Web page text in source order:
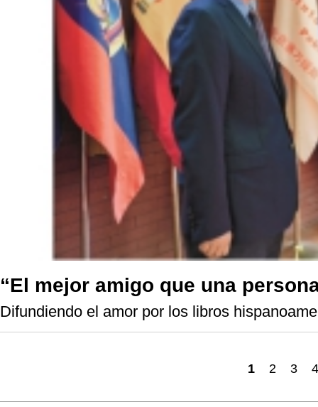
“El mejor amigo que una
Difundiendo el amor por los libros
1 2 3 4